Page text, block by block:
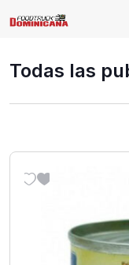
Todas las